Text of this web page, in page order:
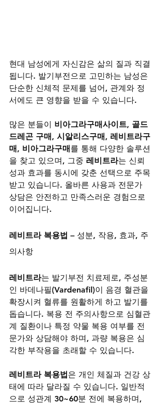
현대 남성에게 자신감은 삶의 질과 직결
됩니다. 발기부전으로 고민하는 남성은
단순한 신체적 문제를 넘어, 관계와 정
서에도 큰 영향을 받을 수 있습니다.
많은 분들이 비아그라구매사이트, 골드
드레곤 구매, 시알리스구매, 레비트라구
매, 비아그라구매를 통해 다양한 솔루션
을 찾고 있으며, 그중 레비트라는 신뢰
성과 효과를 동시에 갖춘 선택으로 주목
받고 있습니다. 올바른 사용과 전문가
상담은 안전하고 만족스러운 경험으로
이어집니다.
레비트라 복용법 – 성분, 작용, 효과, 주
의사항
레비트라는 발기부전 치료제로, 주성분
인 바데나필(Vardenafil)이 음경 혈관을
확장시켜 혈류를 원활하게 하고 발기를
돕습니다. 복용 전 주의사항으로 심혈관
계 질환이나 특정 약물 복용 여부를 전
문가와 상담해야 하며, 과량 복용은 심
각한 부작용을 초래할 수 있습니다.
레비트라 복용법은 개인 체질과 건강 상
태에 따라 달라질 수 있습니다. 일반적
으로 성관계 30~60분 전에 복용하며,